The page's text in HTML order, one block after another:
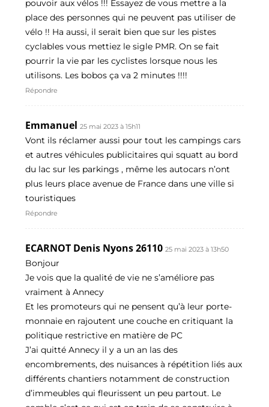
pouvoir aux vélos !!! Essayez de vous mettre a la
place des personnes qui ne peuvent pas utiliser de
vélo !! Ha aussi, il serait bien que sur les pistes
cyclables vous mettiez le sigle PMR. On se fait
pourrir la vie par les cyclistes lorsque nous les
utilisons. Les bobos ça va 2 minutes !!!!
Répondre
Emmanuel 25 mai 2023 à 15h11
Vont ils réclamer aussi pour tout les campings cars
et autres véhicules publicitaires qui squatt au bord
du lac sur les parkings , même les autocars n’ont
plus leurs place avenue de France dans une ville si
touristiques
Répondre
ECARNOT Denis Nyons 26110 25 mai 2023 à 13h50
Bonjour
Je vois que la qualité de vie ne s’améliore pas
vraiment à Annecy
Et les promoteurs qui ne pensent qu’à leur porte-
monnaie en rajoutent une couche en critiquant la
politique restrictive en matière de PC
J’ai quitté Annecy il y a un an las des
encombrements, des nuisances à répétition liés aux
différents chantiers notamment de construction
d’immeubles qui fleurissent un peu partout. Le